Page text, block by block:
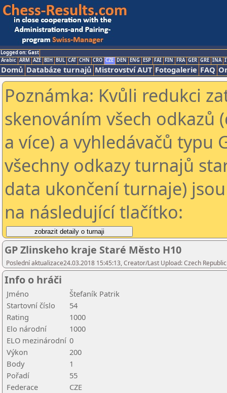
Logged on: Gast
Arabic ARM AZE BIH BUL CAT CHN CRO CZE DEN ENG ESP FAI FIN FRA GER GRE INA
Domů Databáze turnajů Mistrovství AUT Fotogalerie FAQ
Poznámka: Kvůli redukci
skenováním všech odkazů
a více) a vyhledávačů typu
všechny odkazy turnajů
data ukončení turnaje)
na následující tlačítko:
GP Zlinskeho kraje Staré Město H10
Poslední aktualizace24.03.2018 15:45:13, Creator/Last Upload: Czech
Info o hráči
Jméno
Štefaník Patrik
Startovní číslo
54
Rating
1000
Elo národní
1000
ELO mezinárodní 0
Výkon
200
Body
1
Pořadí
55
Federace
CZE